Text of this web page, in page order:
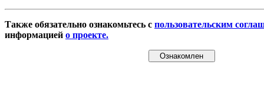
Также обязательно ознакомьтесь с пользовательским
информацией о проекте.
Ознакомлен